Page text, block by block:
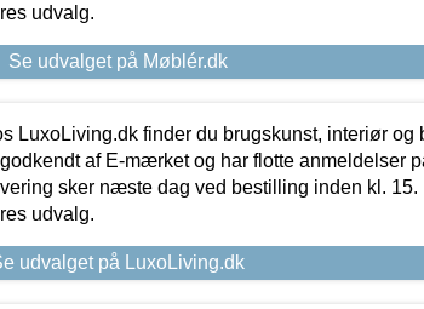
udvalg.
Se udvalget på Møblér.dk
LuxoLiving.dk finder du brugskunst, interiør og
af E-mærket og har flotte anmeldelser
sker næste dag ved bestilling inden kl. 15.
udvalg.
udvalget på LuxoLiving.dk